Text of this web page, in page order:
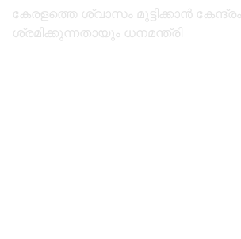
കേരളത്തെ ശ്വാസം മുട്ടിക്കാൻ കേന്ദ്രം
ശ്രമിക്കുന്നതായും ധനമന്ത്രി